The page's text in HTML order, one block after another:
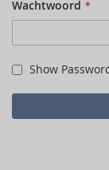
Wachtwoord
Show